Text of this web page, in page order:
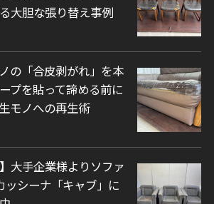
大胆な張り替え事例
の「合皮剥がれ」を本
プを貼って諦める前に
モノへの再生術
大手企業様よりソファ
ッシーナ「キャブ」に